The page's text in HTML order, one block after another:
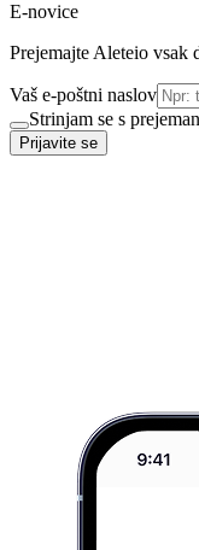
E-novice
Prejemajte Aleteio vsak
Vaš e-poštni naslov
Strinjam se s
Prijavite se